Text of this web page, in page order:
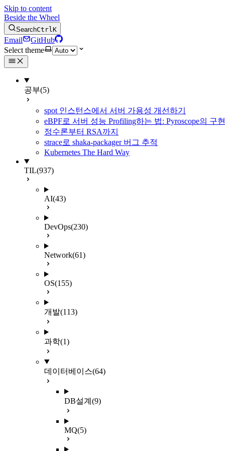
Skip to content
Beside the Wheel
SearchCtrlK
Email
GitHub
Select theme
공부(5)
spot 인스턴스에서 서버 가용성 개선하기
eBPF로 서버 성능 Profiling하는 법: Pyroscope의 구
정수론부터 RSA까지
strace로 shaka-packager 버그 추적
Kubernetes The Hard Way
TIL(937)
AI(43)
DevOps(230)
Network(61)
OS(155)
개발(113)
과학(1)
데이터베이스(64)
DB설계 (9)
MQ(5)